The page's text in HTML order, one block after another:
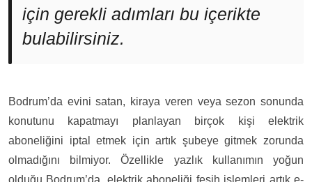
için gerekli adımları bu içerikte
bulabilirsiniz.
Bodrum’da evini satan, kiraya veren veya sezon sonunda
konutunu kapatmayı planlayan birçok kişi elektrik
aboneliğini iptal etmek için artık şubeye gitmek zorunda
olmadığını bilmiyor. Özellikle yazlık kullanımın yoğun
olduğu Bodrum’da, elektrik aboneliği fesih işlemleri artık e-